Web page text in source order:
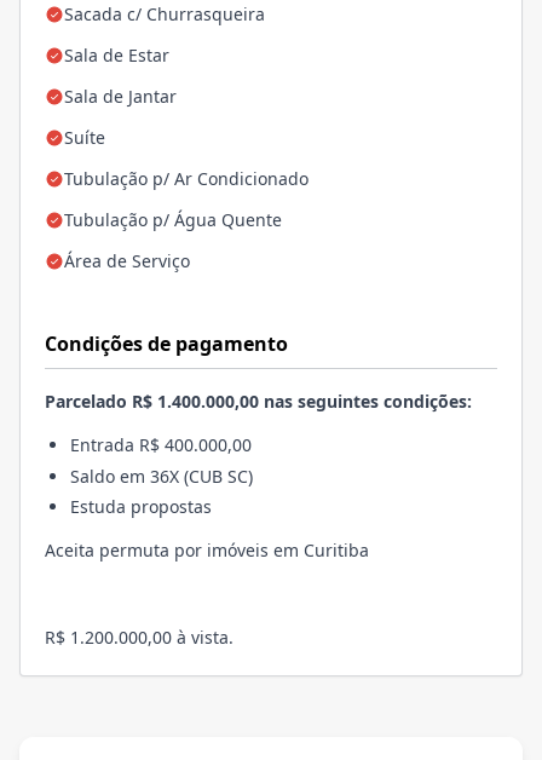
Sacada c/ Churrasqueira
Sala de Estar
Sala de Jantar
Suíte
Tubulação p/ Ar Condicionado
Tubulação p/ Água Quente
Área de Serviço
Condições de pagamento
Parcelado R$ 1.400.000,00 nas seguintes condições:
Entrada R$ 400.000,00
Saldo em 36X (CUB SC)
Estuda propostas
Aceita permuta por imóveis em Curitiba
R$ 1.200.000,00 à vista.